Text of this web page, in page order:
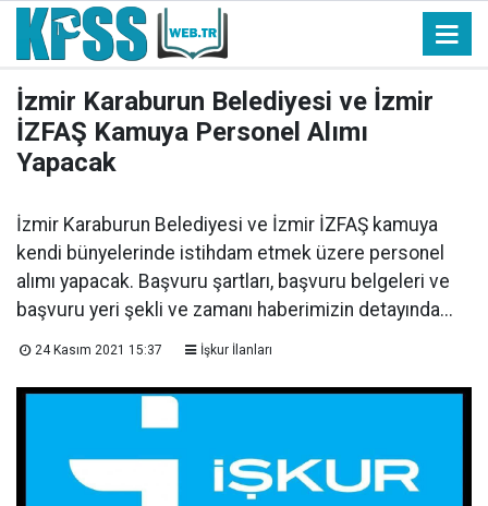
İzmir Karaburun Belediyesi ve İzmir
İZFAŞ Kamuya Personel Alımı
Yapacak
İzmir Karaburun Belediyesi ve İzmir İZFAŞ kamuya
kendi bünyelerinde istihdam etmek üzere personel
alımı yapacak. Başvuru şartları, başvuru belgeleri ve
başvuru yeri şekli ve zamanı haberimizin detayında...
24 Kasım 2021 15:37 İşkur İlanları